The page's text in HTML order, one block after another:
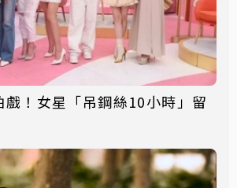
戲！女星「吊鋼絲10小時」留